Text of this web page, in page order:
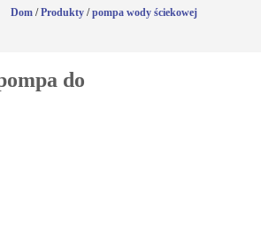
Dom /Produkty /pompa wody ściekowej
do